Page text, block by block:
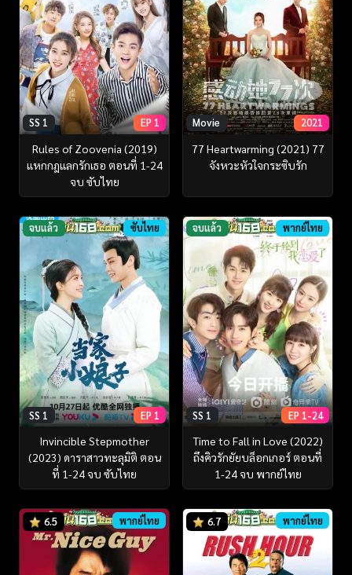
SS 1 EP 1
Rules of Zoovenia (2019)
แหกกฎแลกรักเธอ ตอนที่ 1-24
จบ ซับไทย
Movie 2021
77 Heartwarming (2021) 77
จังหวะหัวใจกระซิบรัก
จบแล้ว ซับไทย
SS 1 EP 1
Invincible Stepmother
(2023) ดาราสาวทะลุมิติ ตอน
ที่ 1-24 จบ ซับไทย
จบแล้ว พากย์ไทย
SS 1 EP 1-24
Time to Fall in Love (2022)
ถึงคิวรักยัยบล็อกเกอร์ ตอนที่
1-24 จบ พากย์ไทย
6.5 พากย์ไทย 6.7 พากย์ไทย